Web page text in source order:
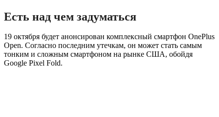
Есть над чем задуматься
19 октября будет анонсирован комплексный смартфон OnePlus
Open. Согласно последним утечкам, он может стать самым
тонким и сложным смартфоном на рынке США, обойдя
Google Pixel Fold.